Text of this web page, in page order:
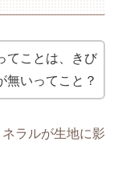
てことは、きび
無いってこと？
ラルが生地に影